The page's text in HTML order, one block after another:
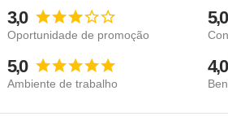
3,0
Oportunidade de promoção
5,0
5,0
Ambiente de trabalho
4,0